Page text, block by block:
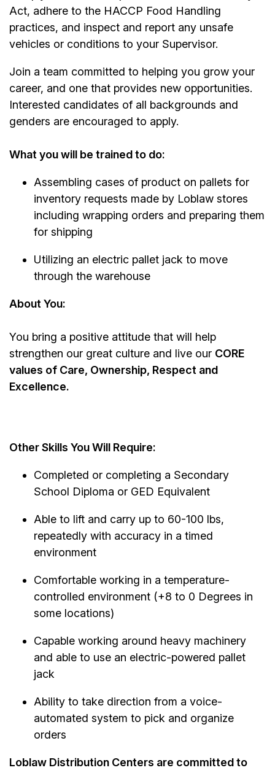
Act, adhere to the HACCP Food Handling
practices, and inspect and report any unsafe
vehicles or conditions to your Supervisor.
Join a team committed to helping you grow your
career, and one that provides new opportunities.
Interested candidates of all backgrounds and
genders are encouraged to apply.
What you will be trained to do:
Assembling cases of product on pallets for
inventory requests made by Loblaw stores
including wrapping orders and preparing them
for shipping
Utilizing an electric pallet jack to move
through the warehouse
About You:
You bring a positive attitude that will help
strengthen our great culture and live our CORE
values of Care, Ownership, Respect and
Excellence.
Other Skills You Will Require:
Completed or completing a Secondary
School Diploma or GED Equivalent
Able to lift and carry up to 60-100 lbs,
repeatedly with accuracy in a timed
environment
Comfortable working in a temperature-
controlled environment (+8 to 0 Degrees in
some locations)
Capable working around heavy machinery
and able to use an electric-powered pallet
jack
Ability to take direction from a voice-
automated system to pick and organize
orders
Loblaw Distribution Centers are committed to